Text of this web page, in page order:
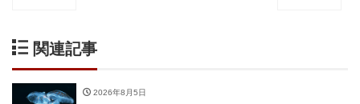
関連記事
2026年8月5日